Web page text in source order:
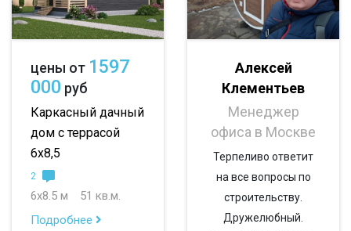
с эркером с котельной
с панорамными окнами с санузлом
с ванной с беседкой
с летней кухней с двумя входами
цены от 1597
000 руб
Каркасный дачный
дом с террасой
6х8,5
2
6х8.5 м
51 кв.м.
Подробнее
Алексей
Клементьев
Менеджер
офиса в Москве
Терпеливо ответит
на все вопросы по
строительству.
Дружелюбный.